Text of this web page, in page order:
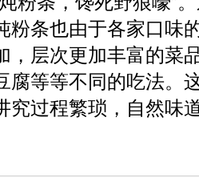
粉条也由于各家口味
，层次更加丰富的菜
腐等等不同的吃法。
究过程繁琐，自然味